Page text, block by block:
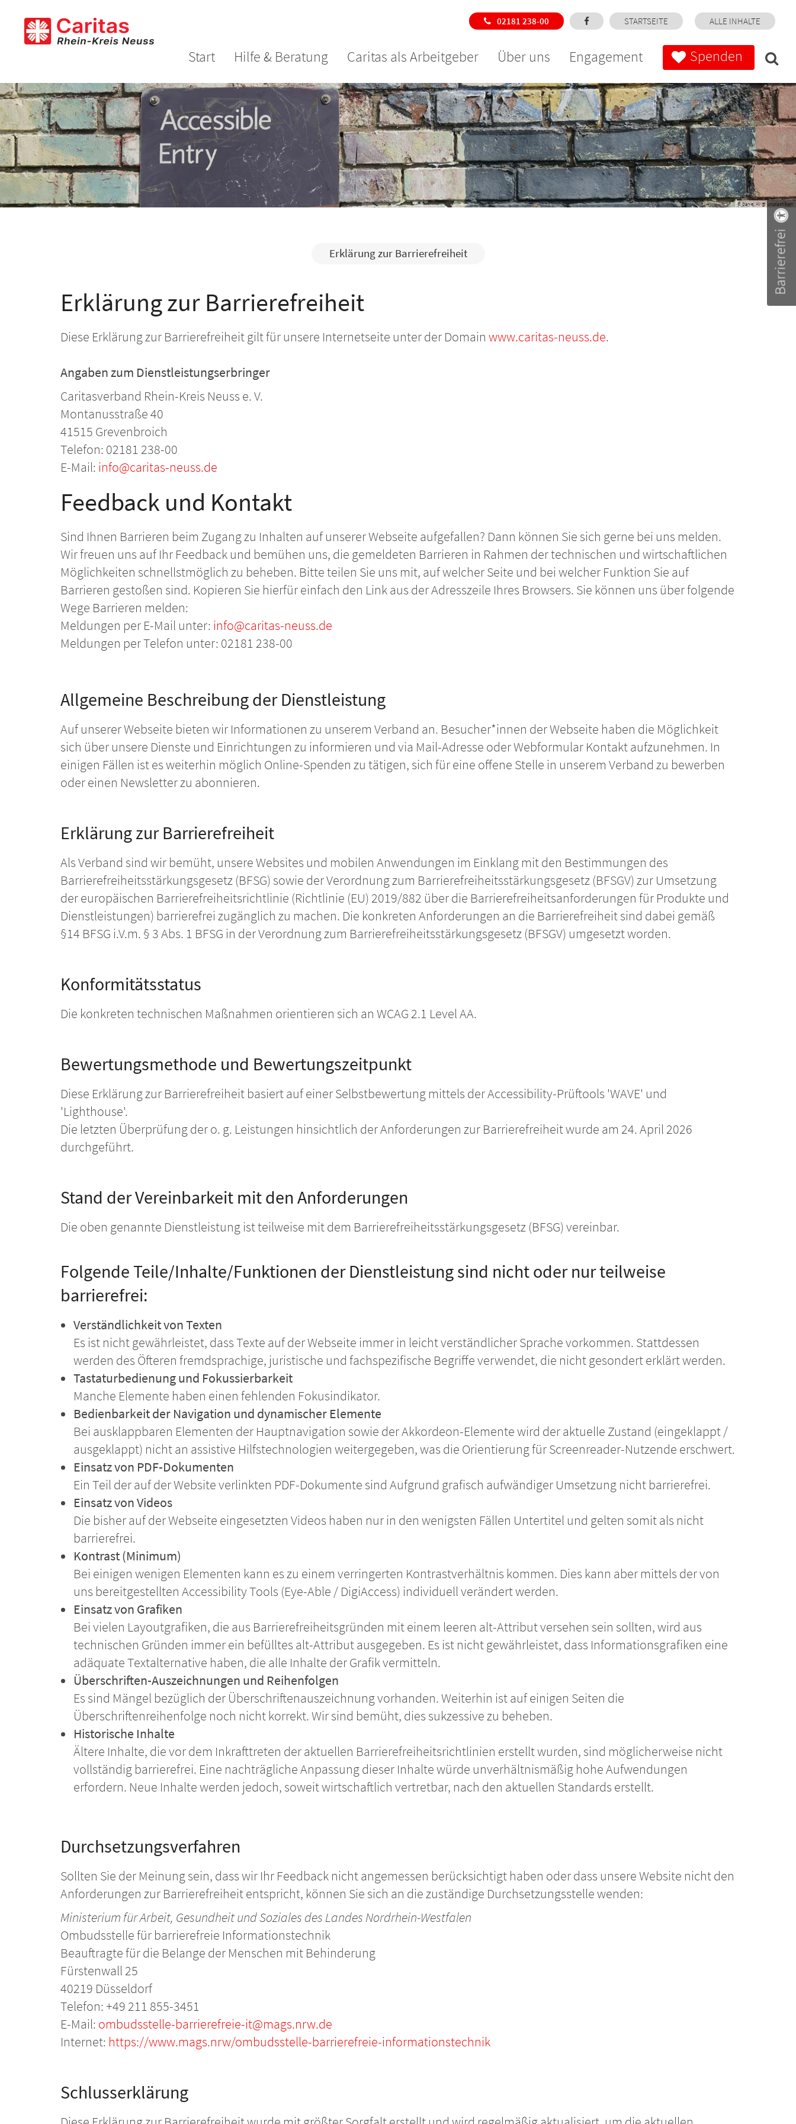
02181 238-00 STARTSEITE ALLE INHALTE
Start Hilfe & Beratung Caritas als Arbeitgeber Über uns Engagement Spenden
Barrierefrei
© Daniel Ali @ unsplash.com
Erklärung zur Barrierefreiheit
Erklärung zur Barrierefreiheit
Diese Erklärung zur Barrierefreiheit gilt für unsere Internetseite unter der Domain www.caritas-neuss.de.
Angaben zum Dienstleistungserbringer
Caritasverband Rhein-Kreis Neuss e. V.
Montanusstraße 40
41515 Grevenbroich
Telefon: 02181 238-00
E-Mail: info@caritas-neuss.de
Feedback und Kontakt
Sind Ihnen Barrieren beim Zugang zu Inhalten auf unserer Webseite aufgefallen? Dann können Sie sich gerne bei uns melden.
Wir freuen uns auf Ihr Feedback und bemühen uns, die gemeldeten Barrieren in Rahmen der technischen und wirtschaftlichen
Möglichkeiten schnellstmöglich zu beheben. Bitte teilen Sie uns mit, auf welcher Seite und bei welcher Funktion Sie auf
Barrieren gestoßen sind. Kopieren Sie hierfür einfach den Link aus der Adresszeile Ihres Browsers. Sie können uns über folgende
Wege Barrieren melden:
Meldungen per E-Mail unter: info@caritas-neuss.de
Meldungen per Telefon unter: 02181 238-00
Allgemeine Beschreibung der Dienstleistung
Auf unserer Webseite bieten wir Informationen zu unserem Verband an. Besucher*innen der Webseite haben die Möglichkeit
sich über unsere Dienste und Einrichtungen zu informieren und via Mail-Adresse oder Webformular Kontakt aufzunehmen. In
einigen Fällen ist es weiterhin möglich Online-Spenden zu tätigen, sich für eine offene Stelle in unserem Verband zu bewerben
oder einen Newsletter zu abonnieren.
Erklärung zur Barrierefreiheit
Als Verband sind wir bemüht, unsere Websites und mobilen Anwendungen im Einklang mit den Bestimmungen des
Barrierefreiheitsstärkungsgesetz (BFSG) sowie der Verordnung zum Barrierefreiheitsstärkungsgesetz (BFSGV) zur Umsetzung
der europäischen Barrierefreiheitsrichtlinie (Richtlinie (EU) 2019/882 über die Barrierefreiheitsanforderungen für Produkte und
Dienstleistungen) barrierefrei zugänglich zu machen. Die konkreten Anforderungen an die Barrierefreiheit sind dabei gemäß
§14 BFSG i.V.m. § 3 Abs. 1 BFSG in der Verordnung zum Barrierefreiheitsstärkungsgesetz (BFSGV) umgesetzt worden.
Konformitätsstatus
Die konkreten technischen Maßnahmen orientieren sich an WCAG 2.1 Level AA.
Bewertungsmethode und Bewertungszeitpunkt
Diese Erklärung zur Barrierefreiheit basiert auf einer Selbstbewertung mittels der Accessibility-Prüftools 'WAVE' und
'Lighthouse'.
Die letzten Überprüfung der o. g. Leistungen hinsichtlich der Anforderungen zur Barrierefreiheit wurde am 24. April 2026
durchgeführt.
Stand der Vereinbarkeit mit den Anforderungen
Die oben genannte Dienstleistung ist teilweise mit dem Barrierefreiheitsstärkungsgesetz (BFSG) vereinbar.
Folgende Teile/Inhalte/Funktionen der Dienstleistung sind nicht oder nur teilweise
barrierefrei:
Verständlichkeit von Texten
Es ist nicht gewährleistet, dass Texte auf der Webseite immer in leicht verständlicher Sprache vorkommen. Stattdessen
werden des Öfteren fremdsprachige, juristische und fachspezifische Begriffe verwendet, die nicht gesondert erklärt werden.
Tastaturbedienung und Fokussierbarkeit
Manche Elemente haben einen fehlenden Fokusindikator.
Bedienbarkeit der Navigation und dynamischer Elemente
Bei ausklappbaren Elementen der Hauptnavigation sowie der Akkordeon-Elemente wird der aktuelle Zustand (eingeklappt /
ausgeklappt) nicht an assistive Hilfstechnologien weitergegeben, was die Orientierung für Screenreader-Nutzende erschwert.
Einsatz von PDF-Dokumenten
Ein Teil der auf der Website verlinkten PDF-Dokumente sind Aufgrund grafisch aufwändiger Umsetzung nicht barrierefrei.
Einsatz von Videos
Die bisher auf der Webseite eingesetzten Videos haben nur in den wenigsten Fällen Untertitel und gelten somit als nicht
barrierefrei.
Kontrast (Minimum)
Bei einigen wenigen Elementen kann es zu einem verringerten Kontrastverhältnis kommen. Dies kann aber mittels der von
uns bereitgestellten Accessibility Tools (Eye-Able / DigiAccess) individuell verändert werden.
Einsatz von Grafiken
Bei vielen Layoutgrafiken, die aus Barrierefreiheitsgründen mit einem leeren alt-Attribut versehen sein sollten, wird aus
technischen Gründen immer ein befülltes alt-Attribut ausgegeben. Es ist nicht gewährleistet, dass Informationsgrafiken eine
adäquate Textalternative haben, die alle Inhalte der Grafik vermitteln.
Überschriften-Auszeichnungen und Reihenfolgen
Es sind Mängel bezüglich der Überschriftenauszeichnung vorhanden. Weiterhin ist auf einigen Seiten die
Überschriftenreihenfolge noch nicht korrekt. Wir sind bemüht, dies sukzessive zu beheben.
Historische Inhalte
Ältere Inhalte, die vor dem Inkrafttreten der aktuellen Barrierefreiheitsrichtlinien erstellt wurden, sind möglicherweise nicht
vollständig barrierefrei. Eine nachträgliche Anpassung dieser Inhalte würde unverhältnismäßig hohe Aufwendungen
erfordern. Neue Inhalte werden jedoch, soweit wirtschaftlich vertretbar, nach den aktuellen Standards erstellt.
Durchsetzungsverfahren
Sollten Sie der Meinung sein, dass wir Ihr Feedback nicht angemessen berücksichtigt haben oder dass unsere Website nicht den
Anforderungen zur Barrierefreiheit entspricht, können Sie sich an die zuständige Durchsetzungsstelle wenden:
Ministerium für Arbeit, Gesundheit und Soziales des Landes Nordrhein-Westfalen
Ombudsstelle für barrierefreie Informationstechnik
Beauftragte für die Belange der Menschen mit Behinderung
Fürstenwall 25
40219 Düsseldorf
Telefon: +49 211 855-3451
E-Mail: ombudsstelle-barrierefreie-it@mags.nrw.de
Internet: https://www.mags.nrw/ombudsstelle-barrierefreie-informationstechnik
Schlusserklärung